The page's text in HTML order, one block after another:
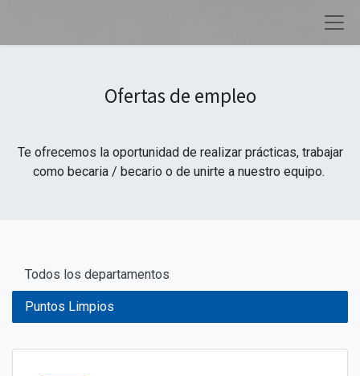
Ofertas de empleo
Te ofrecemos la oportunidad de realizar prácticas, trabajar
como becaria / becario o de unirte a nuestro equipo.
Todos los departamentos
Puntos Limpios